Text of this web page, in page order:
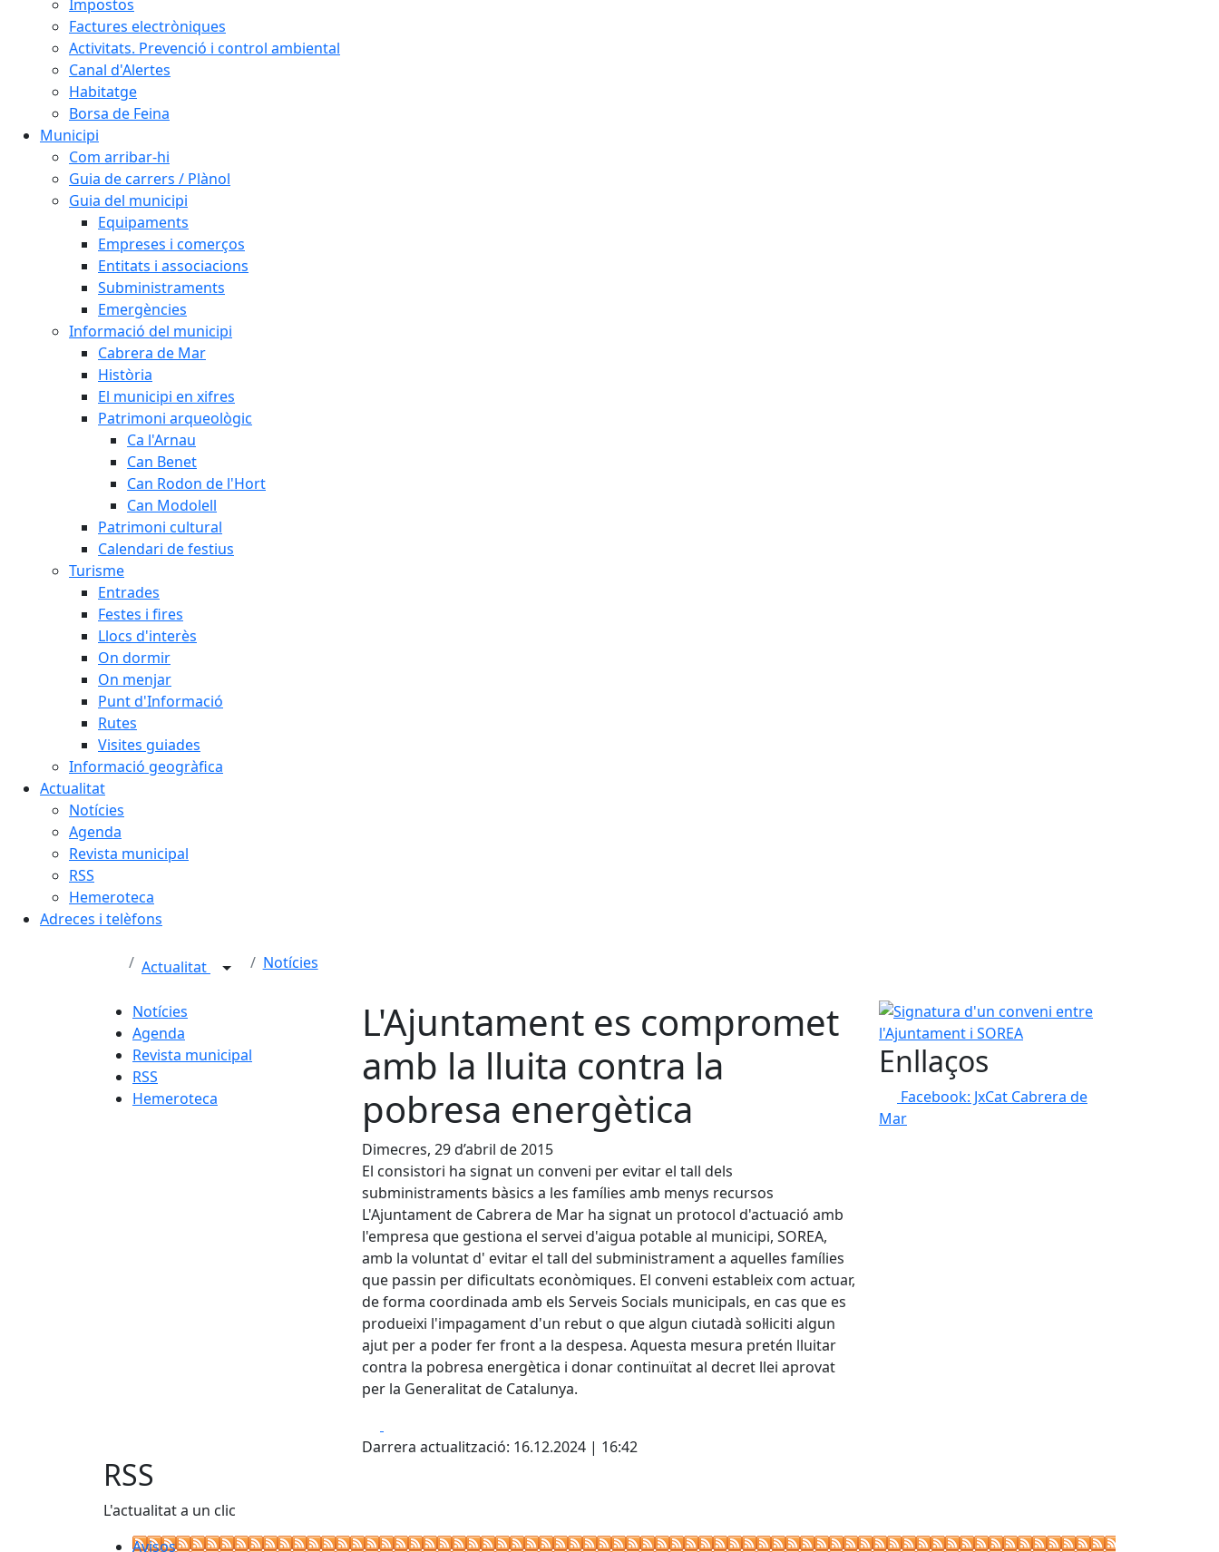
Impostos
Factures electròniques
Activitats. Prevenció i control ambiental
Canal d'Alertes
Habitatge
Borsa de Feina
Municipi
Com arribar-hi
Guia de carrers / Plànol
Guia del municipi
Equipaments
Empreses i comerços
Entitats i associacions
Subministraments
Emergències
Informació del municipi
Cabrera de Mar
Història
El municipi en xifres
Patrimoni arqueològic
Ca l'Arnau
Can Benet
Can Rodon de l'Hort
Can Modolell
Patrimoni cultural
Calendari de festius
Turisme
Entrades
Festes i fires
Llocs d'interès
On dormir
On menjar
Punt d'Informació
Rutes
Visites guiades
Informació geogràfica
Actualitat
Notícies
Agenda
Revista municipal
RSS
Hemeroteca
Adreces i telèfons
Actualitat Notícies
Notícies
Agenda
Revista municipal
RSS
Hemeroteca
L'Ajuntament es compromet
amb la lluita contra la
pobresa energètica
Dimecres, 29 d’abril de 2015
El consistori ha signat un conveni per evitar el tall dels
subministraments bàsics a les famílies amb menys recursos
L'Ajuntament de Cabrera de Mar ha signat un protocol d'actuació amb
l'empresa que gestiona el servei d'aigua potable al municipi, SOREA,
amb la voluntat d' evitar el tall del subministrament a aquelles famílies
que passin per dificultats econòmiques. El conveni estableix com actuar,
de forma coordinada amb els Serveis Socials municipals, en cas que es
produeixi l'impagament d'un rebut o que algun ciutadà sol·liciti algun
ajut per a poder fer front a la despesa. Aquesta mesura pretén lluitar
contra la pobresa energètica i donar continuïtat al decret llei aprovat
per la Generalitat de Catalunya.
Darrera actualització: 16.12.2024 | 16:42
Signatura d'un conveni entre l'Ajuntament i
Enllaços
Facebook: JxCat Cabrera de
Mar
RSS
L'actualitat a un clic
Avisos